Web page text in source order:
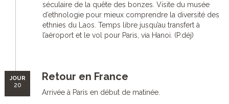
séculaire de la quête des bonzes. Visite du musée
d’ethnologie pour mieux comprendre la diversité des
ethnies du Laos. Temps libre jusqu’au transfert à
l’aéroport et le vol pour Paris, via Hanoi. (P.déj)
JOUR
20
Retour en France
Arrivée à Paris en début de matinée.